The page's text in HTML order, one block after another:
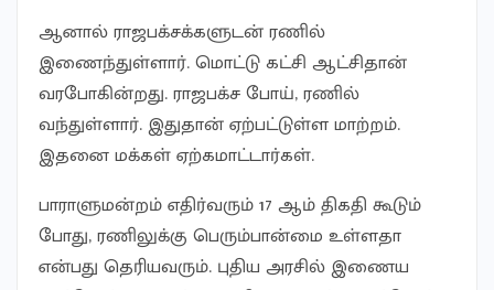
ஆனால் ராஜபக்சக்களுடன் ரணில்
இணைந்துள்ளார். மொட்டு கட்சி ஆட்சிதான்
வரபோகின்றது. ராஜபக்ச போய், ரணில்
வந்துள்ளார். இதுதான் ஏற்பட்டுள்ள மாற்றம்.
இதனை மக்கள் ஏற்கமாட்டார்கள்.
பாராளுமன்றம் எதிர்வரும் 17 ஆம் திகதி கூடும்
போது, ரணிலுக்கு பெரும்பான்மை உள்ளதா
என்பது தெரியவரும். புதிய அரசில் இணைய